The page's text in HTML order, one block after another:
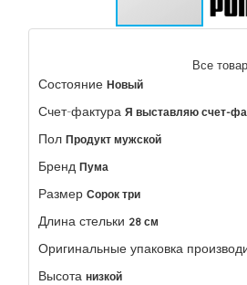
Все
Состояние Новый
Счет-фактура Я выставляю счет-
Пол Продукт мужской
Бренд Пума
Размер Сорок три
Длина стельки 28 см
Оригинальные упаковка
Высота низкой